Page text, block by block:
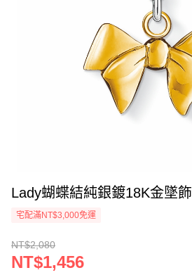
Lady蝴蝶結純銀鍍18K金墜飾
宅配滿NT$3,000免運
NT$2,080
NT$1,456